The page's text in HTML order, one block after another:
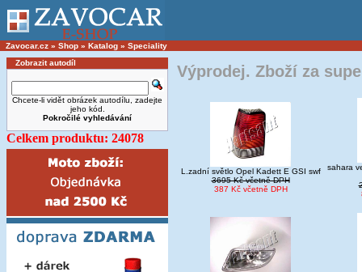
Zavocar.cz » Shop » Katalog » Speciality
Zobrazit autodíl
Chcete-li vidět obrázek autodílu, zadejte
jeho kód.
Pokročilé vyhledávání
Celkem produktu: 24078
Výprodej. Zboží za
L.zadní světlo Opel Kadett E GSI swf
3695 Kč včetně DPH
387 Kč včetně DPH
sahara